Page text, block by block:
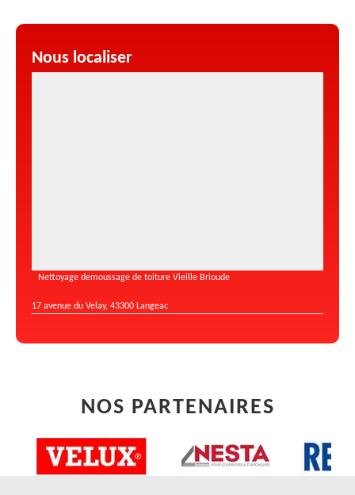
Nous localiser
Nettoyage demoussage de toiture Vieille Brioude
17 avenue du Velay, 43300 Langeac
NOS PARTENAIRES